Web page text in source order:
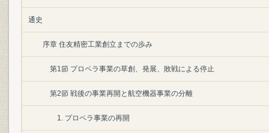
通史
序章 住友精密工業創立までの歩み
第1節 プロペラ事業の草創、発展、敗戦による停止
第2節 戦後の事業再開と航空機器事業の分離
1. プロペラ事業の再開